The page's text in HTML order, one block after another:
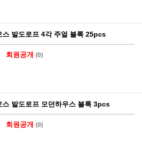
스 발도로프 4각 주얼 블록 25pcs
회원공개 (0)
스 발도로프 모던하우스 블록 3pcs
회원공개 (0)